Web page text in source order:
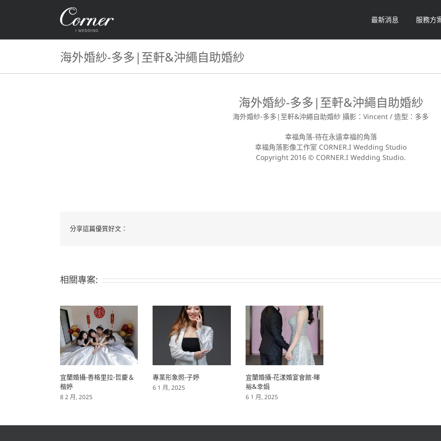
最新消息 服務方
海外婚紗-多多|至軒&沖繩自助婚紗
海外婚紗-多多|至軒&沖繩自助婚紗
海外婚紗-多多|至軒&沖繩自助婚紗 攝影：Vincent / 造型：多多
幸福角落-待在永遠幸福的角落
幸福角落影像工作室 CORNER.I Wedding Studio
Copyright 2016 © CORNER.I Wedding Studio.
分享這篇優質好文：
相關專案:
宜蘭婚攝-香格里拉-哲慶＆
楷婷
8 2 月, 2025
專業形象照-子婷
6 1 月, 2025
宜蘭婚攝-花漾婚宴會館-暉
裕&幸娟
6 1 月, 2025